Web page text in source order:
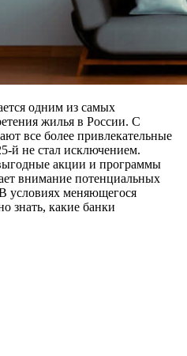
одним из самых
жилья в России. С
все более привлекательные
й не стал исключением.
акции и программы
внимание потенциальных
условиях меняющегося
знать, какие банки